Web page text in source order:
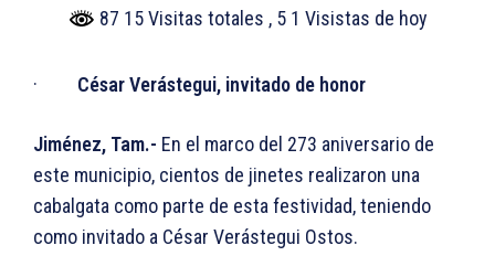
87 15 Visitas totales , 5 1 Visistas de hoy
· César Verástegui, invitado de honor
Jiménez, Tam.- En el marco del 273 aniversario de
este municipio, cientos de jinetes realizaron una
cabalgata como parte de esta festividad, teniendo
como invitado a César Verástegui Ostos.